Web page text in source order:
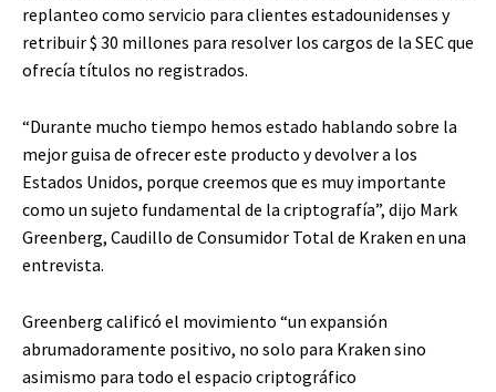
replanteo como servicio para clientes estadounidenses y
retribuir $ 30 millones para resolver los cargos de la SEC que
ofrecía títulos no registrados.
“Durante mucho tiempo hemos estado hablando sobre la
mejor guisa de ofrecer este producto y devolver a los
Estados Unidos, porque creemos que es muy importante
como un sujeto fundamental de la criptografía”, dijo Mark
Greenberg, Caudillo de Consumidor Total de Kraken en una
entrevista.
Greenberg calificó el movimiento “un expansión
abrumadoramente positivo, no solo para Kraken sino
asimismo para todo el espacio criptográfico